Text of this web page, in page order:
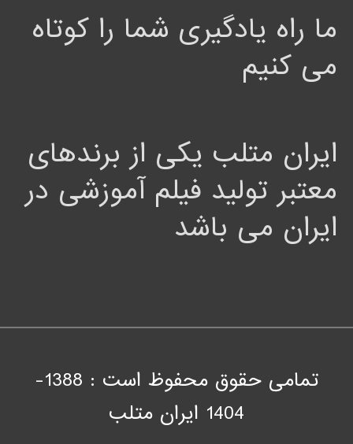
ما راه یادگیری شما را کوتاه
می کنیم
ایران متلب یکی از برندهای
معتبر تولید فیلم آموزشی در
ایران می باشد
تمامی حقوق محفوظ است : 1388-
1404 ايران متلب